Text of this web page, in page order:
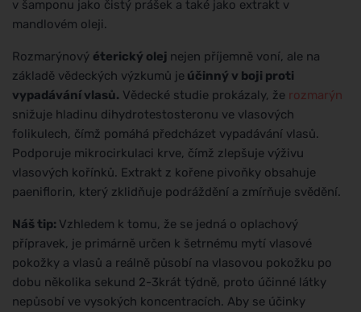
v šamponu jako čistý prášek a také jako extrakt v
mandlovém oleji.
Rozmarýnový éterický olej nejen příjemně voní, ale na
základě vědeckých výzkumů je účinný v boji proti
vypadávání vlasů. Vědecké studie prokázaly, že rozmarýn
snižuje hladinu dihydrotestosteronu ve vlasových
folikulech, čímž pomáhá předcházet vypadávání vlasů.
Podporuje mikrocirkulaci krve, čímž zlepšuje výživu
vlasových kořínků. Extrakt z kořene pivoňky obsahuje
paeniflorin, který zklidňuje podráždění a zmírňuje svědění.
Náš tip: Vzhledem k tomu, že se jedná o oplachový
přípravek, je primárně určen k šetrnému mytí vlasové
pokožky a vlasů a reálně působí na vlasovou pokožku po
dobu několika sekund 2-3krát týdně, proto účinné látky
nepůsobí ve vysokých koncentracích. Aby se účinky